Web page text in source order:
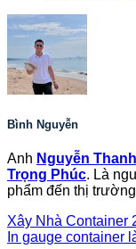
Bình Nguyễn
Anh Nguyễn
Trọng Phúc. Là
phẩm đến thị
Xây Nhà Container
In gauge container